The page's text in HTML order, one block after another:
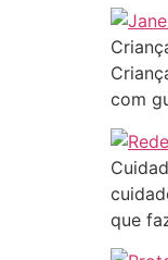
com
que